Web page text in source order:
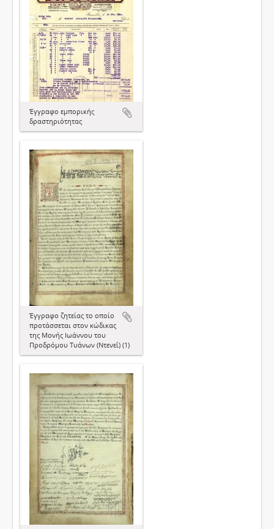
Έγγραφο εμπορικής
δραστηριότητας
Έγγραφο ζητείας το οποίο
προτάσσεται στον κώδικας
της Μονής Ιωάννου του
Προδρόμου Τυάνων (Ντενεΐ) (1)